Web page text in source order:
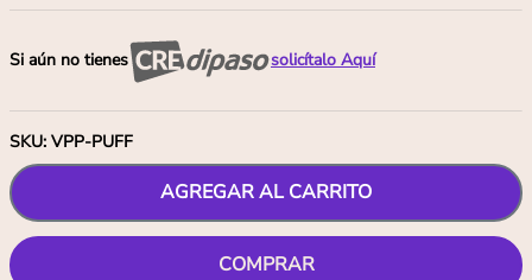
Si aún no tienes solicítalo Aquí
SKU: VPP-PUFF
AGREGAR AL CARRITO
COMPRAR